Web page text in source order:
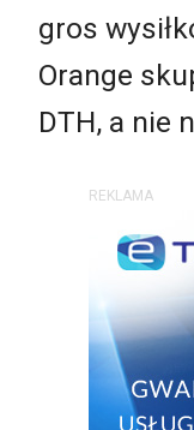
gros
Orange
DTH, a nie
REKLAMA